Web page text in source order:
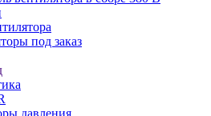
под заказ
давления